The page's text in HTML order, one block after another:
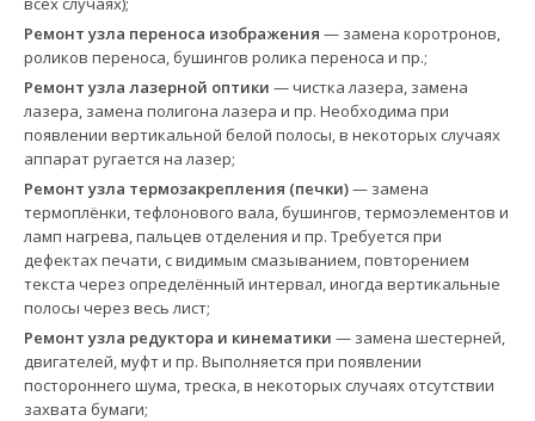
Ремонт узла переноса изображения — замена коротронов,
роликов переноса, бушингов ролика переноса и пр.;
Ремонт узла лазерной оптики — чистка лазера, замена
лазера, замена полигона лазера и пр. Необходима при
появлении вертикальной белой полосы, в некоторых случаях
аппарат ругается на лазер;
Ремонт узла термозакрепления (печки)— замена
термоплёнки, тефлонового вала, бушингов, термоэлементов и
ламп нагрева, пальцев отделения и пр. Требуется при
дефектах печати, с видимым смазыванием, повторением
текста через определённый интервал, иногда вертикальные
полосы через весь лист;
Ремонт узла редуктора и кинематики — замена шестерней,
двигателей, муфт и пр. Выполняется при появлении
постороннего шума, треска, в некоторых случаях отсутствии
захвата бумаги;